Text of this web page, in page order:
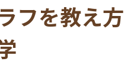
フを教え方